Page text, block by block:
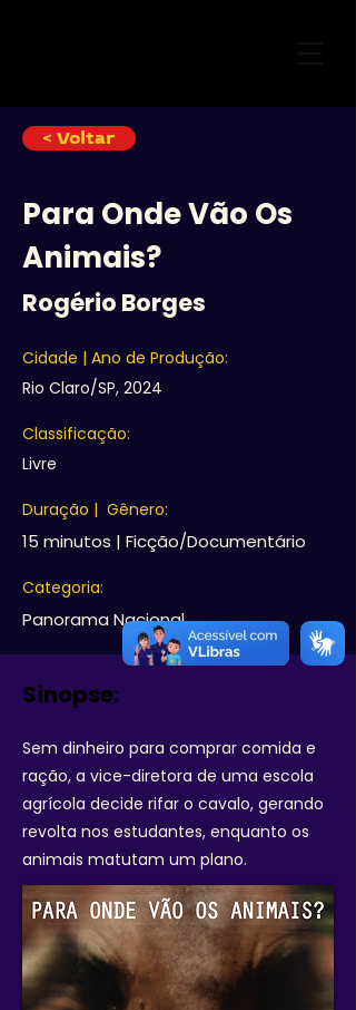
< Voltar
Para Onde Vão Os
Animais?
Rogério Borges
Cidade | Ano de Produção:
Rio Claro/SP, 2024
Classificação:
Livre
Duração | Gênero:
15 minutos | Ficção/Documentário
Categoria:
Panorama Nacional
Sinopse:
Sem dinheiro para comprar comida e
ração, a vice-diretora de uma escola
agrícola decide rifar o cavalo, gerando
revolta nos estudantes, enquanto os
animais matutam um plano.